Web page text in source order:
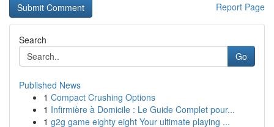
Report Page
Search
Go
Published News
1 Compact Crushing Options
1 Infirmière à Domicile : Le Guide Complet pour...
1 g2g game eighty eight Your ultimate playing ...